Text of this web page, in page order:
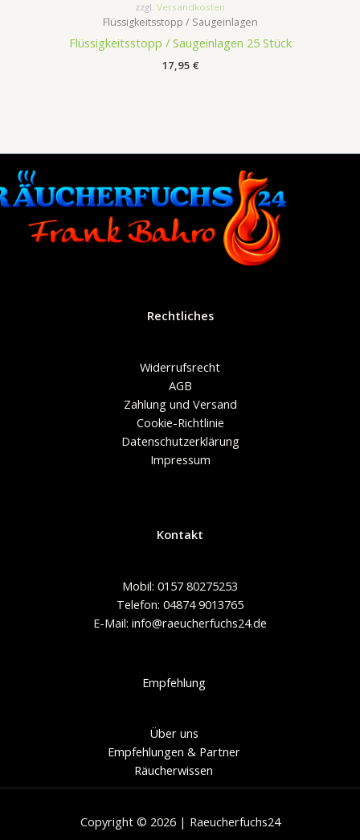
zzgl. Versandkosten
Flüssigkeitsstopp / Saugeinlagen
Flüssigkeitsstopp / Saugeinlagen 25 Stück
17,95 €
Rechtliches
Widerrufsrecht
AGB
Zahlung und Versand
Cookie-Richtlinie
Datenschutzerklärung
Impressum
Kontakt
Mobil: 0157 80275253
Telefon: 04874 9013765
E-Mail: info@raeucherfuchs24.de
Empfehlung
Über uns
Empfehlungen & Partner
Räucherwissen
Copyright © 2026 | Raeucherfuchs24